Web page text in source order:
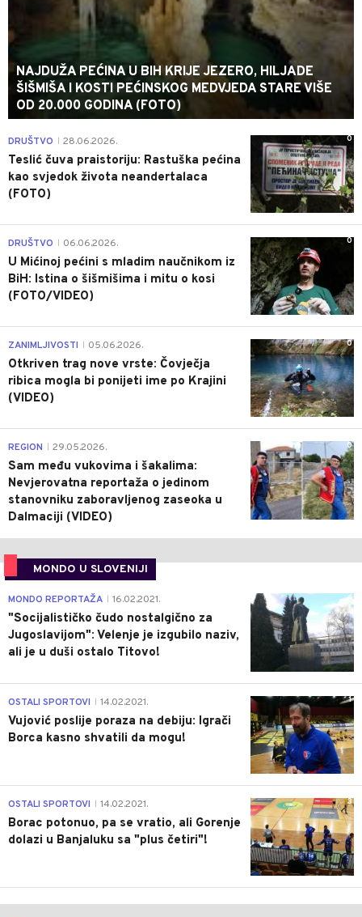
NAJDUŽA PEĆINA U BIH KRIJE JEZERO, HILJADE
ŠIŠMIŠA I KOSTI PEĆINSKOG MEDVJEDA STARE VIŠE
OD 20.000 GODINA (FOTO)
0
DRUŠTVO 28.06.2026.
Teslić čuva praistoriju: Rastuška pećina
kao svjedok života neandertalaca
(FOTO)
0
DRUŠTVO 06.06.2026.
U Mićinoj pećini s mladim naučnikom iz
BiH: Istina o šišmišima i mitu o kosi
(FOTO/VIDEO)
0
ZANIMLJIVOSTI 05.06.2026.
Otkriven trag nove vrste: Čovječja
ribica mogla bi ponijeti ime po Krajini
(VIDEO)
0
REGION 29.05.2026.
Sam među vukovima i šakalima:
Nevjerovatna reportaža o jedinom
stanovniku zaboravljenog zaseoka u
Dalmaciji (VIDEO)
MONDO U SLOVENIJI
4
MONDO REPORTAŽA 16.02.2021.
"Socijalističko čudo nostalgično za
Jugoslavijom": Velenje je izgubilo naziv,
ali je u duši ostalo Titovo!
1
OSTALI SPORTOVI 14.02.2021.
Vujović poslije poraza na debiju: Igrači
Borca kasno shvatili da mogu!
3
OSTALI SPORTOVI 14.02.2021.
Borac potonuo, pa se vratio, ali Gorenje
dolazi u Banjaluku sa "plus četiri"!